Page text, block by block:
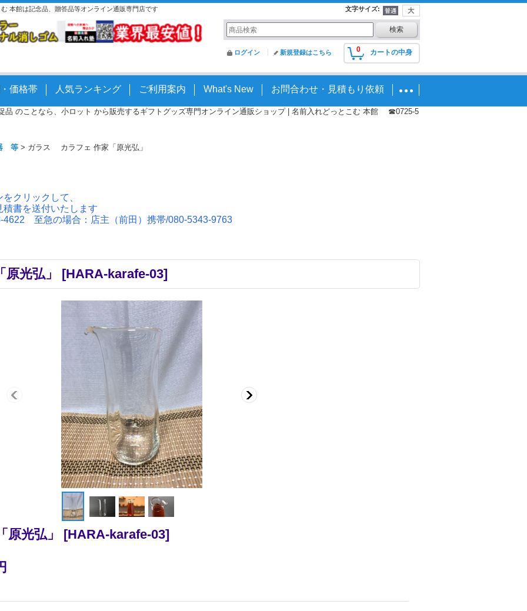
本館は記念品、贈答品等オンライン通販専門店です 文字サイズ:
0 カートの中身
ログイン 新規登録はこちら
価格帯 人気ランキング ご利用案内 What's New お問合わせ・見積もり依頼
品 のことなら、小ロット から販売するギフトグッズ専門オンライン通販ショップ | 名前入れどっとこむ 本館 ☎0725-5
等 > ガラス カラフェ 作家「原光弘」
クリックして、
書を送付いたします
至急の場合：店主（前田）携帯/080-5343-9763
光弘」 [HARA-karafe-03]
光弘」 [HARA-karafe-03]